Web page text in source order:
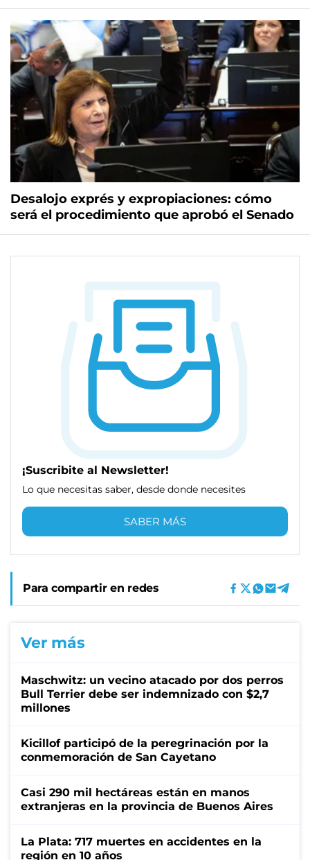
Desalojo exprés y expropiaciones: cómo
será el procedimiento que aprobó el Senado
¡Suscribite al Newsletter!
Lo que necesitas saber, desde donde necesites
SABER MÁS
Para compartir en redes
Ver más
Maschwitz: un vecino atacado por dos perros
Bull Terrier debe ser indemnizado con $2,7
millones
Kicillof participó de la peregrinación por la
conmemoración de San Cayetano
Casi 290 mil hectáreas están en manos
extranjeras en la provincia de Buenos Aires
La Plata: 717 muertes en accidentes en la
región en 10 años